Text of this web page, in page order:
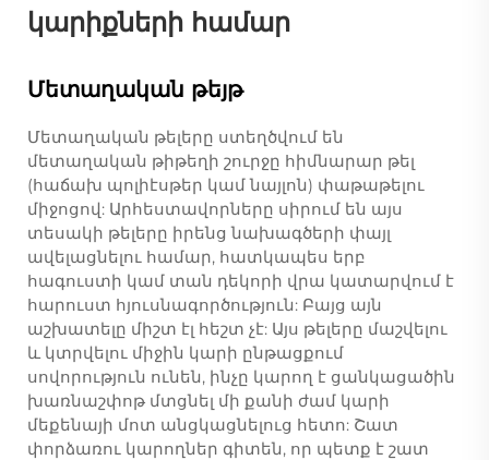
կարիքների համար
Մետաղական թեյթ
Մետաղական թելերը ստեղծվում են
մետաղական թիթեղի շուրջը հիմնարար թել
(հաճախ պոլիէսթեր կամ նայլոն) փաթաթելու
միջոցով: Արհեստավորները սիրում են այս
տեսակի թելերը իրենց նախագծերի փայլ
ավելացնելու համար, հատկապես երբ
հագուստի կամ տան դեկորի վրա կատարվում է
հարուստ հյուսնագործություն: Բայց այն
աշխատելը միշտ էլ հեշտ չէ: Այս թելերը մաշվելու
և կտրվելու միջին կարի ընթացքում
սովորություն ունեն, ինչը կարող է ցանկացածին
խառնաշփոթ մտցնել մի քանի ժամ կարի
մեքենայի մոտ անցկացնելուց հետո: Շատ
փորձառու կարողներ գիտեն, որ պետք է շատ